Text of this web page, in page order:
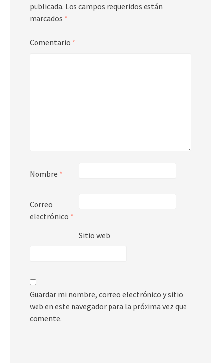
publicada. Los campos requeridos están
marcados *
Comentario *
Nombre *
Correo
electrónico *
Sitio web
Guardar mi nombre, correo electrónico y sitio
web en este navegador para la próxima vez que
comente.